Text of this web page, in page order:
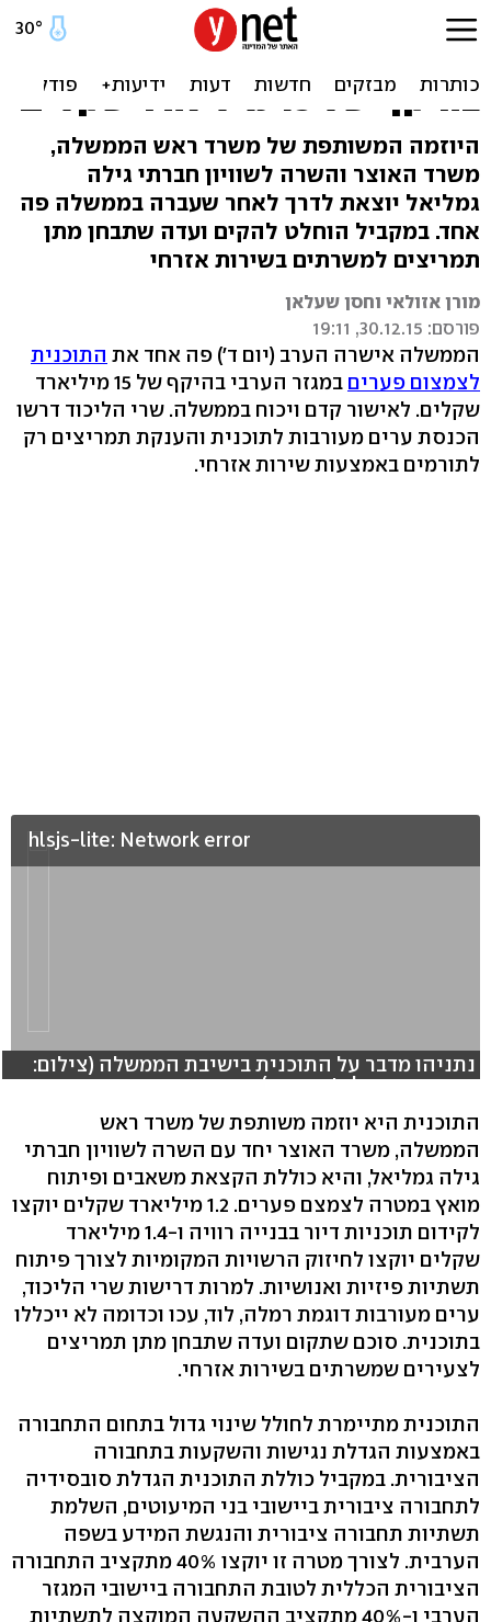
הממשלה אישרה את התוכנית
לצמצום פערים במגזר הערבי
בהיקף של 15 מיליארד שקלים
היוזמה המשותפת של משרד ראש הממשלה,
משרד האוצר והשרה לשוויון חברתי גילה
גמליאל יוצאת לדרך לאחר שעברה בממשלה פה
אחד. במקביל הוחלט להקים ועדה שתבחן מתן
תמריצים למשרתים בשירות אזרחי
מורן אזולאי וחסן שעלאן
פורסם: 30.12.15, 19:11
הממשלה אישרה הערב (יום ד') פה אחד את התוכנית
לצמצום פערים
במגזר הערבי בהיקף של 15 מיליארד
שקלים. לאישור קדם ויכוח בממשלה. שרי הליכוד דרשו
הכנסת ערים מעורבות לתוכנית והענקת תמריצים רק
לתורמים באמצעות שירות אזרחי.
hlsjs-lite: Network error
נתניהו מדבר על התוכנית בישיבת הממשלה (צילום:
רוני כנפו, וואלה! חדשות)
התוכנית היא יוזמה משותפת של משרד ראש
הממשלה, משרד האוצר יחד עם השרה לשוויון חברתי
גילה גמליאל, והיא כוללת הקצאת משאבים ופיתוח
מואץ במטרה לצמצם פערים. 1.2 מיליארד שקלים יוקצו
לקידום תוכניות דיור בבנייה רוויה ו-1.4 מיליארד
שקלים יוקצו לחיזוק הרשויות המקומיות לצורך פיתוח
תשתיות פיזיות ואנושיות. למרות דרישות שרי הליכוד,
ערים מעורבות דוגמת רמלה, לוד, עכו וכדומה לא ייכללו
בתוכנית. סוכם שתקום ועדה שתבחן מתן תמריצים
לצעירים שמשרתים בשירות אזרחי.
התוכנית מתיימרת לחולל שינוי גדול בתחום התחבורה
באמצעות הגדלת נגישות והשקעות בתחבורה
הציבורית. במקביל כוללת התוכנית הגדלת סובסידיה
לתחבורה ציבורית ביישובי בני המיעוטים, השלמת
תשתיות תחבורה ציבורית והנגשת המידע בשפה
הערבית. לצורך מטרה זו יוקצו 40% מתקציב התחבורה
הציבורית הכללית לטובת התחבורה ביישובי המגזר
הערבי ו-40% מתקציב ההשקעה המוקצה לתשתיות